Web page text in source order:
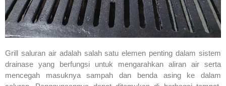
Grill saluran air adalah salah satu elemen penting dalam sistem
drainase yang berfungsi untuk mengarahkan aliran air serta
mencegah masuknya sampah dan benda asing ke dalam